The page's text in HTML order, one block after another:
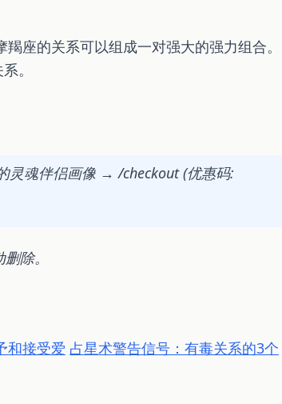
座的关系可以组成一对强大的强力组合。
。
灵魂伴侣画像 → /checkout (优惠码:
除。
和接受爱 占星术警告信号：有毒关系的3个